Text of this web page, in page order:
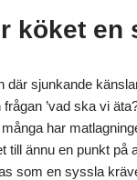
köket en
där sjunkande
’vad ska vi
har
till ännu en punkt på
som en syssla